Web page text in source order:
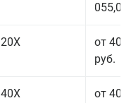
055,00
20Х
от 40
руб.
40Х
от 40